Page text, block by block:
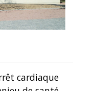
cardiaque